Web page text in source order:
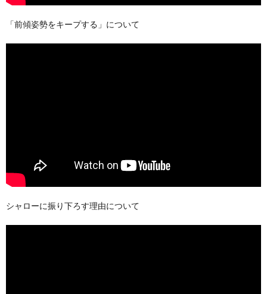
「前傾姿勢をキープする」について
シャローに振り下ろす理由について